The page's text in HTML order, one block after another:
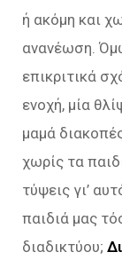
ή ακόμη και
ανανέωση.
επικριτικά
ενοχή, μία
μαμά
χωρίς τα
τύψεις γι’
παιδιά μας
διαδικτύου;